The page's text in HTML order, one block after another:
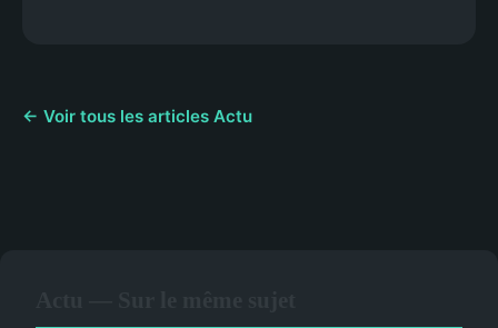
← Voir tous les articles Actu